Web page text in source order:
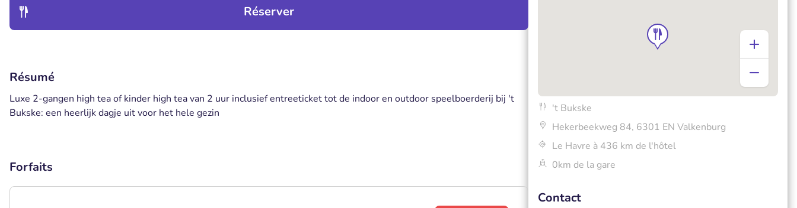
Réserver
Résumé
Luxe 2-gangen high tea of kinder high tea van 2 uur inclusief entreeticket tot de indoor en outdoor speelboerderij bij 't
Bukske: een heerlijk dagje uit voor het hele gezin
Forfaits
't Bukske
Hekerbeekweg 84, 6301 EN Valkenburg
Le Havre à 436 km de l'hôtel
0km de la gare
Contact